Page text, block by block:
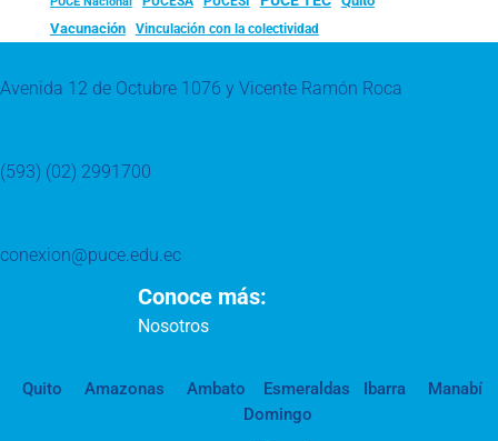
Vacunación
Vinculación con la colectividad
Avenida 12 de Octubre 1076 y Vicente Ramón Roca
(593) (02) 2991700
conexion@puce.edu.ec
Conoce más:
Nosotros
Quito Amazonas Ambato Esmeraldas Ibarra
Manabí
Domingo